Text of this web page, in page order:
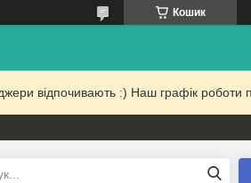
Кошик
відпочивають :) Наш графік роботи